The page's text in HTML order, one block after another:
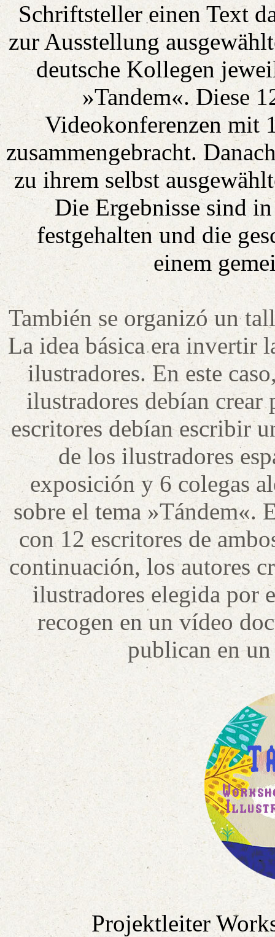
Schriftsteller einen Text
zur Ausstellung
deutsche Kollegen
»Tandem«. Diese
Videokonferenzen mit
zusammengebracht.
zu ihrem selbst
Die Ergebnisse sind
festgehalten und die
einem
También se organizó un
La idea básica era invertir
ilustradores. En este
ilustradores debían
escritores debían escribir
de los ilustradores
exposición y 6 colegas
sobre el tema »Tándem«.
con 12 escritores de
continuación, los autores
ilustradores elegida por
recogen en un vídeo
publican en
Projektleiter